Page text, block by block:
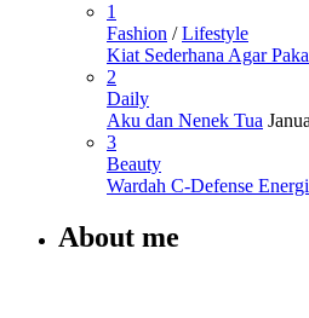
1
Fashion /Lifestyle
Kiat Sederhana Agar
2
Daily
Aku dan Nenek Tua
3
Beauty
Wardah C-Defense
About me